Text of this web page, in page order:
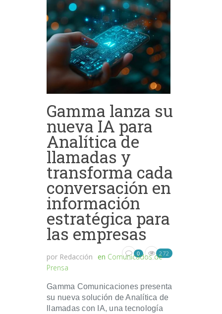
Gamma lanza su
nueva IA para
Analítica de
llamadas y
transforma cada
conversación en
información
estratégica para
las empresas
por Redacción en Comunicados de
Prensa
0 272
Gamma Comunicaciones presenta
su nueva solución de Analítica de
llamadas con IA, una tecnología